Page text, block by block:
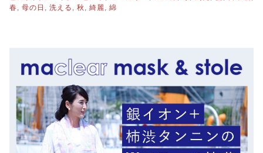
ク
コ
リ
ー
剣
先
ス
カ
春, 母の日 , 洗える , 秋 , 綺麗, 綿